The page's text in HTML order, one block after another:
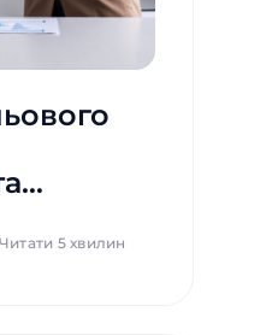
Читати 5 хвилин